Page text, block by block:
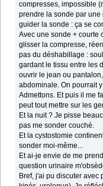
compresses, impossible
prendre la sonde par
guider la sonde : ça se
Avec une sonde + courte
glisser la compresse,
pas du déshabillage :
gardant le tissu entre les
ouvrir le jean ou
abdominale. On pourrait
Admettons. Et puis il me
peut tout mettre sur les
Et la nuit ? Je pisse
pas me sonder couché.
Et la cystostomie
sonder moi-même...
Et ai-je envie de me
question urinaire
Bref, j'ai pu discuter